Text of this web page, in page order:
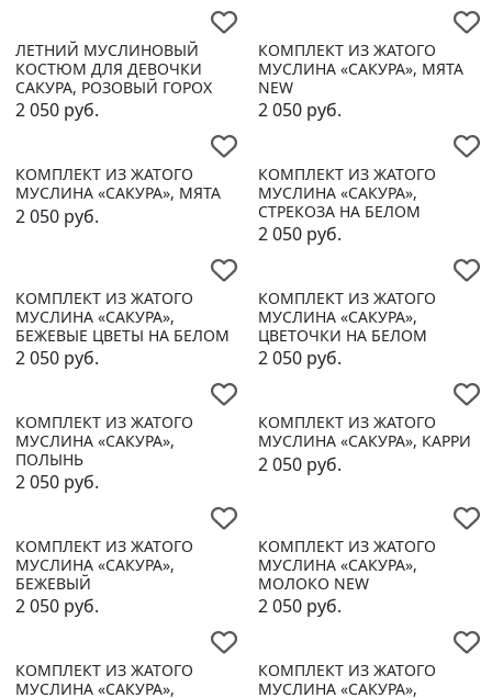
ЛЕТНИЙ МУСЛИНОВЫЙ
КОСТЮМ ДЛЯ ДЕВОЧКИ
САКУРА, РОЗОВЫЙ ГОРОХ
2 050 руб.
КОМПЛЕКТ ИЗ ЖАТОГО
МУСЛИНА «САКУРА», МЯТА
NEW
2 050 руб.
КОМПЛЕКТ ИЗ ЖАТОГО
МУСЛИНА «САКУРА», МЯТА
2 050 руб.
КОМПЛЕКТ ИЗ ЖАТОГО
МУСЛИНА «САКУРА»,
СТРЕКОЗА НА БЕЛОМ
2 050 руб.
КОМПЛЕКТ ИЗ ЖАТОГО
МУСЛИНА «САКУРА»,
БЕЖЕВЫЕ ЦВЕТЫ НА БЕЛОМ
2 050 руб.
КОМПЛЕКТ ИЗ ЖАТОГО
МУСЛИНА «САКУРА»,
ЦВЕТОЧКИ НА БЕЛОМ
2 050 руб.
КОМПЛЕКТ ИЗ ЖАТОГО
МУСЛИНА «САКУРА»,
ПОЛЫНЬ
2 050 руб.
КОМПЛЕКТ ИЗ ЖАТОГО
МУСЛИНА «САКУРА», КАРРИ
2 050 руб.
КОМПЛЕКТ ИЗ ЖАТОГО
МУСЛИНА «САКУРА»,
БЕЖЕВЫЙ
2 050 руб.
КОМПЛЕКТ ИЗ ЖАТОГО
МУСЛИНА «САКУРА»,
МОЛОКО NEW
2 050 руб.
КОМПЛЕКТ ИЗ ЖАТОГО
МУСЛИНА «САКУРА»,
КОМПЛЕКТ ИЗ ЖАТОГО
МУСЛИНА «САКУРА»,